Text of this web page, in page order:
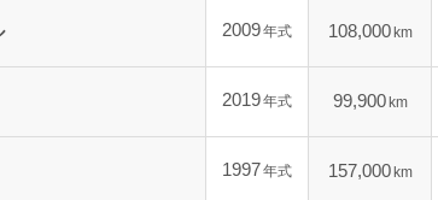
2009年式 108,000 km
2019年式 99,900 km
1997年式 157,000 km